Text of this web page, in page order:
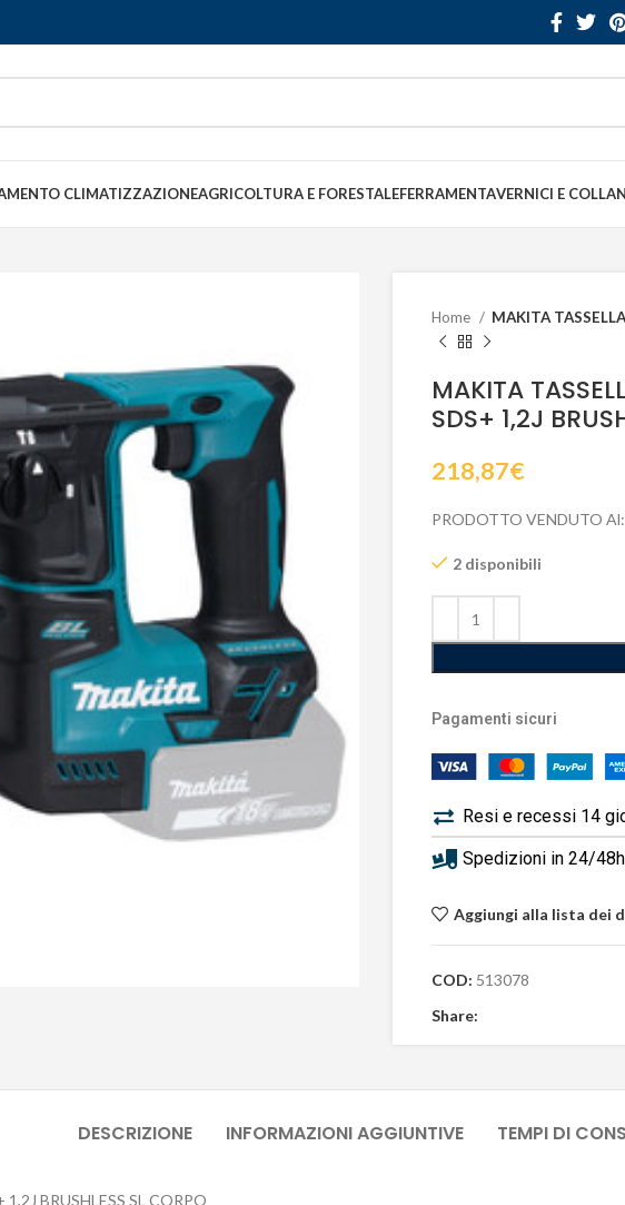
CLIMATIZZAZIONEAGRICOLTURA E FORESTALEFERRAMENTAVERNICI E
Home MAKITA
MAKITA
SDS+ 1,2J
218,87€
PRODOTTO VENDUTO
2 disponibili
Pagamenti sicuri
Resi e recessi 14
Spedizioni in 24/
Aggiungi alla lista dei
COD: 513078
Share:
DESCRIZIONE INFORMAZIONI AGGIUNTIVE TEMPI DI
BRUSHLESS SL CORPO